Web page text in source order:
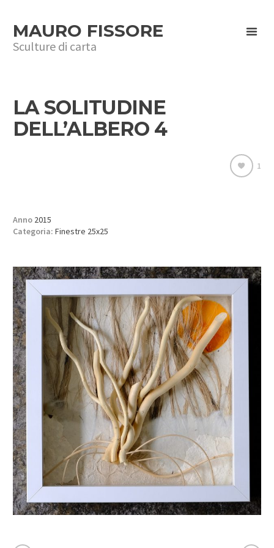
MAURO FISSORE
Sculture di carta
LA SOLITUDINE
DELL’ALBERO 4
1
Anno 2015
Categoria: Finestre 25x25